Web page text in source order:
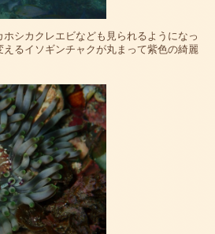
シカクレエビなども見られるようになっ
るイソギンチャクが丸まって紫色の綺麗